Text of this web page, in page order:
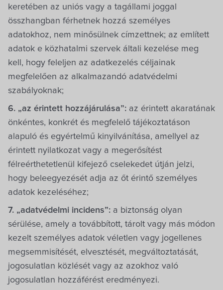
keretében az uniós vagy a tagállami joggal
összhangban férhetnek hozzá személyes
adatokhoz, nem minősülnek címzettnek; az említett
adatok e közhatalmi szervek általi kezelése meg
kell, hogy feleljen az adatkezelés céljainak
megfelelően az alkalmazandó adatvédelmi
szabályoknak;
6. „az érintett hozzájárulása”: az érintett akaratának
önkéntes, konkrét és megfelelő tájékoztatáson
alapuló és egyértelmű kinyilvánítása, amellyel az
érintett nyilatkozat vagy a megerősítést
félreérthetetlenül kifejező cselekedet útján jelzi,
hogy beleegyezését adja az őt érintő személyes
adatok kezeléséhez;
7. „adatvédelmi incidens”: a biztonság olyan
sérülése, amely a továbbított, tárolt vagy más módon
kezelt személyes adatok véletlen vagy jogellenes
megsemmisítését, elvesztését, megváltoztatását,
jogosulatlan közlését vagy az azokhoz való
jogosulatlan hozzáférést eredményezi.